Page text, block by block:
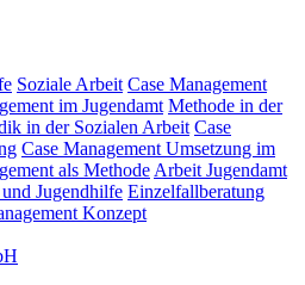
Soziale Arbeit Case Management
im Jugendamt Methode in der
in der Sozialen Arbeit Case
Case Management Umsetzung im
als Methode Arbeit Jugendamt
Jugendhilfe Einzelfallberatung
Konzept